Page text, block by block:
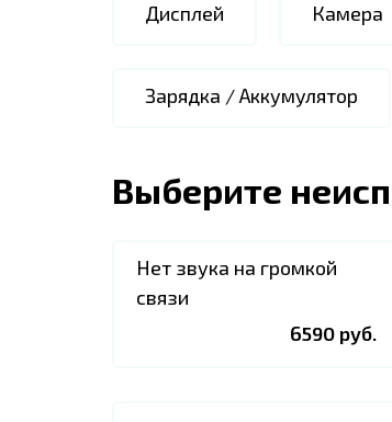
Дисплей Камера
Зарядка / Аккумулятор
Выберите
Нет звука на громкой
связи
6590 руб.